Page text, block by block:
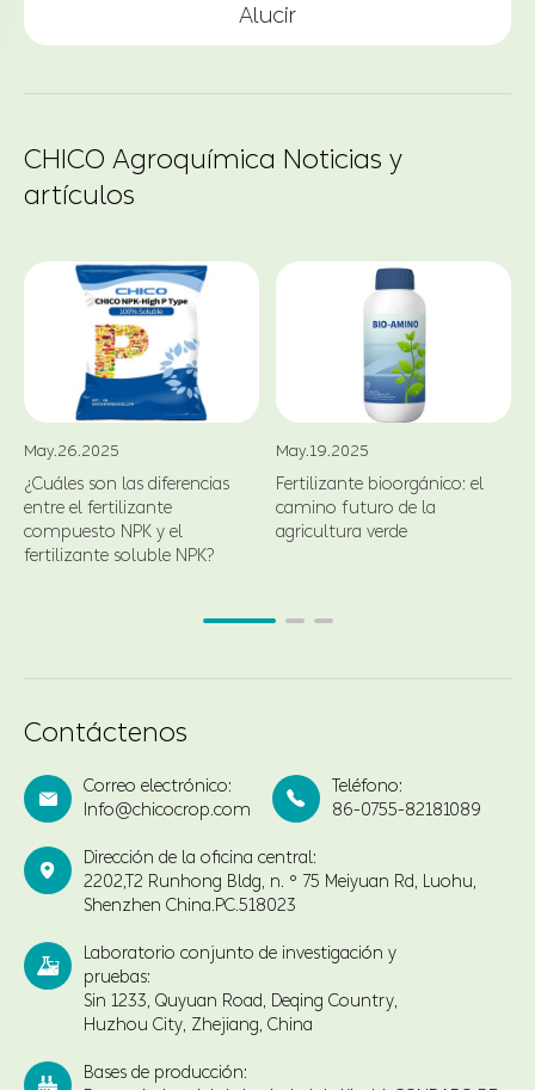
Alucir
CHICO Agroquímica Noticias y
artículos
May.26.2025
¿Cuáles son las diferencias
entre el fertilizante
compuesto NPK y el
fertilizante soluble NPK?
May.19.2025
Fertilizante bioorgánico: el
camino futuro de la
agricultura verde
Contáctenos

Correo electrónico:
Info@chicocrop.com

Teléfono:
86-0755-82181089

Dirección de la oficina central:
2202,T2 Runhong Bldg, n. ° 75 Meiyuan Rd, Luohu,
Shenzhen China.PC.518023

Laboratorio conjunto de investigación y
pruebas:
Sin 1233, Quyuan Road, Deqing Country,
Huzhou City, Zhejiang, China

Bases de producción: